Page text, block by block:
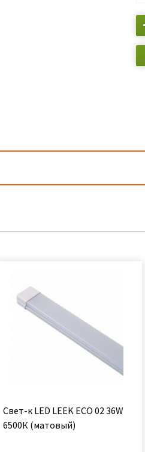
Свет-к LED LEEK ECO 02 36W
6500К (матовый)